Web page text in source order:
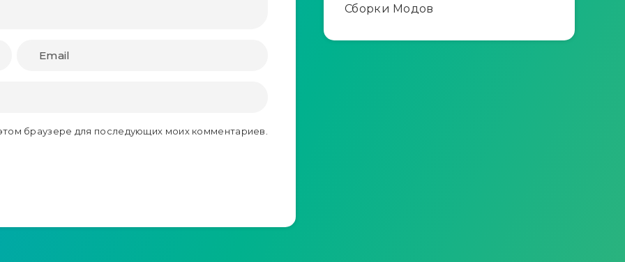
браузере для последующих моих комментариев.
Сборки Модов